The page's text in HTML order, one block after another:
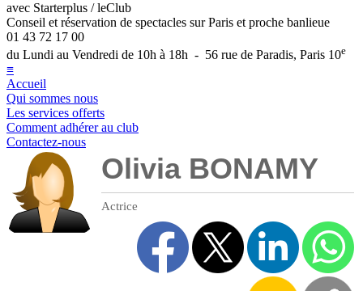
avec Starterplus / leClub
Conseil et réservation de spectacles sur Paris et proche banlieue
01 43 72 17 00
du Lundi au Vendredi de 10h à 18h - 56 rue de Paradis, Paris 10e
≡
Accueil
Qui sommes nous
Les services offerts
Comment adhérer au club
Contactez-nous
Olivia BONAMY
Actrice